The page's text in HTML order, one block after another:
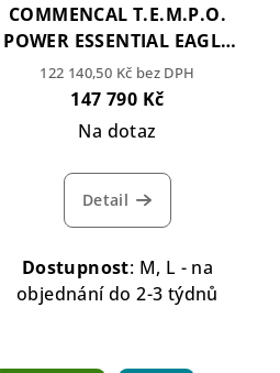
k
rCOMMENCAL T.E.M.P.O.
POWER ESSENTIAL EAGLE
90 GLITTERY BLACK
122 140,50 Kč bez DPH
147 790 Kč
Na dotaz
Detail
Dostupnost: M, L - na
objednání do 2-3 týdnů